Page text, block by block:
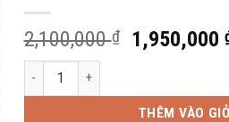
2,100,000₫
Giá
2,100,000
1,950,000
Điếu cày mini ngọc số lượng
THÊM VÀO